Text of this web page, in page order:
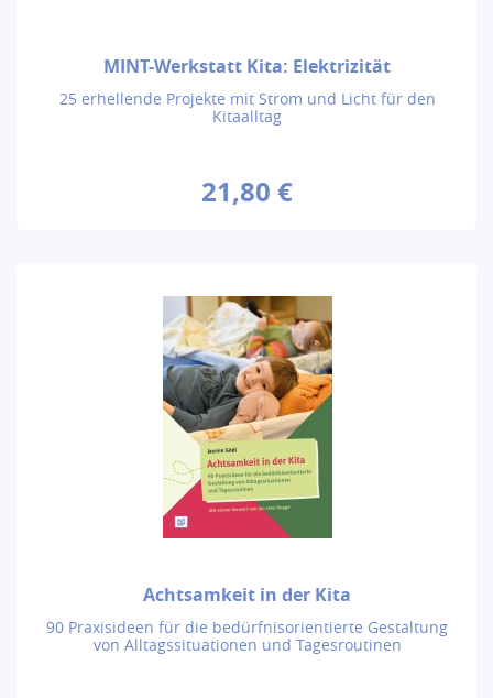
MINT-Werkstatt Kita: Elektrizität
25 erhellende Projekte mit Strom und Licht für den
Kitaalltag
21,80 €
Achtsamkeit in der Kita
90 Praxisideen für die bedürfnisorientierte Gestaltung
von Alltagssituationen und Tagesroutinen